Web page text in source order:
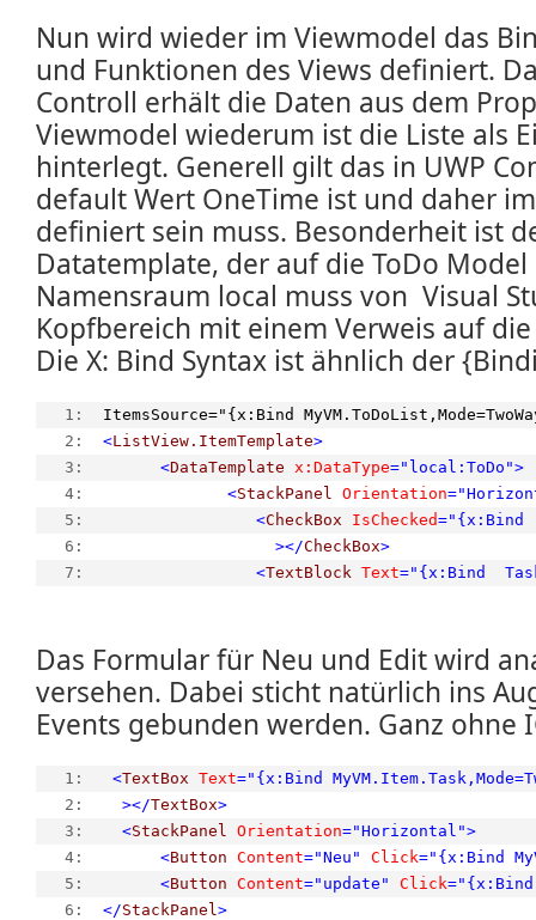
Nun wird wieder im Viewmodel das
und Funktionen des Views definiert.
Controll erhält die Daten aus dem
Viewmodel wiederum ist die Liste als
hinterlegt. Generell gilt das in UWP
default Wert OneTime ist und daher
definiert sein muss. Besonderheit ist
Datatemplate, der auf die ToDo
Namensraum local muss von Visual
Kopfbereich mit einem Verweis auf
Die X: Bind Syntax ist ähnlich der
   1:
ItemsSource="{x:Bind
   2:
<ListView.ItemTemplate>
   3:
<DataTemplate x:DataType="local:ToDo">
   4:
<StackPanel Orientation
   5:
<CheckBox IsChecked="{x:Bind
   6:
></CheckBox>
   7:
<TextBlock Text="{x:Bind
Das Formular für Neu und Edit wird
versehen. Dabei sticht natürlich ins
Events gebunden werden. Ganz ohne
   1:
<TextBox Text="{x:Bind
   2:
></TextBox>
   3:
<StackPanel Orientation="Horizontal">
   4:
<Button Content="Neu" Click="{x:Bind
   5:
<Button Content="update" Click="{x:Bind
   6:
</StackPanel>